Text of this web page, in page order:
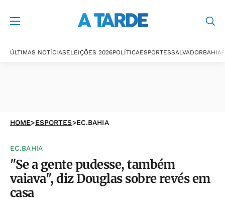
ÚLTIMAS NOTÍCIASELEIÇÕES 2026POLÍTICAESPORTESSALVADORBAHIA
HOME>ESPORTES>EC.BAHIA
EC.BAHIA
"Se a gente pudesse, também
vaiava", diz Douglas sobre revés em
casa